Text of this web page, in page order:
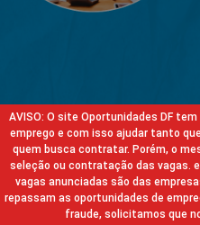
AVISO: O site Oportunidades DF
emprego e com isso ajudar tanto
quem busca contratar. Porém, o
seleção ou contratação das vagas.
vagas anunciadas são das
repassam as oportunidades de
fraude, solicitamos que